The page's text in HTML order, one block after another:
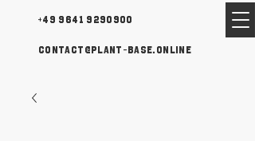
+49 9641 9290900
contact@plant-base.online